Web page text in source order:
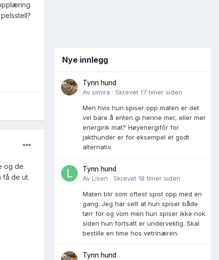
og de
få de ut.
Nye innlegg
Tynn hund
Av simira · Skrevet 17 timer siden
Men hvis hun spiser opp maten er det
vel bare å enten gi henne mer, eller mer
energirik mat? Høyenergifôr for
jakthunder er for eksempel et godt
alternativ.
Tynn hund
Av Lisen · Skrevet 18 timer siden
Maten blir som oftest spist opp med en
gang. Jeg har sett at hun spiser både
tørr for og vom men hun spiser ikke nok
siden hun fortsatt er undervektig. Skal
bestille en time hos vetrinæren.
Tynn hund